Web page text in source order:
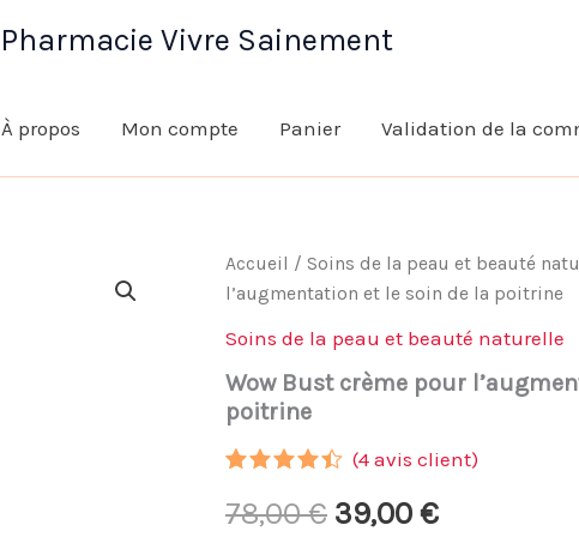
Pharmacie Vivre Sainement
À propos Mon compte Panier Validation de la
Accueil / Soins de la peau et beauté
l’augmentation et le soin de la poitrine
Soins de la peau et beauté naturelle
Wow Bust crème pour
poitrine
sur 5
basé
(4avis client)
78,00€ Le
39,00 €Le